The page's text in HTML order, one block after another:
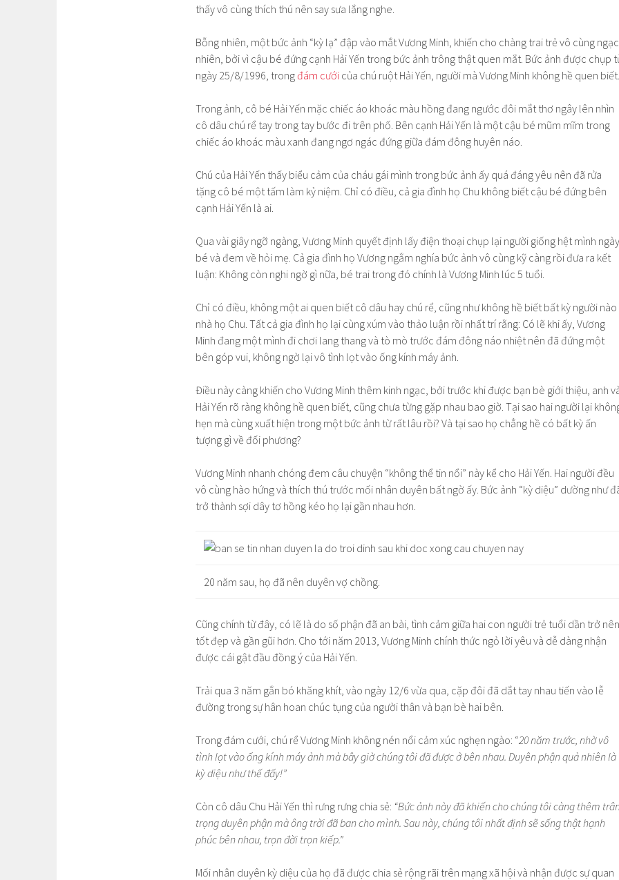
thấy vô cùng thích thú nên say sưa lắng nghe.
Bỗng nhiên, một bức ảnh “kỳ lạ” đập vào mắt Vương Minh, khiến cho chàng trai trẻ vô cùng ngạc
nhiên, bởi vì cậu bé đứng cạnh Hải Yến trong bức ảnh trông thật quen mắt. Bức ảnh được chụp
ngày 25/8/1996, trongđám cưới của chú ruột Hải Yến, người mà Vương Minh không hề quen biết.
Trong ảnh, cô bé Hải Yến mặc chiếc áo khoác màu hồng đang ngước đôi mắt thơ ngây lên nhìn
cô dâu chú rể tay trong tay bước đi trên phố. Bên cạnh Hải Yến là một cậu bé mũm mĩm trong
chiếc áo khoác màu xanh đang ngơ ngác đứng giữa đám đông huyên náo.
Chú của Hải Yến thấy biểu cảm của cháu gái mình trong bức ảnh ấy quá đáng yêu nên đã rửa
tặng cô bé một tấm làm kỷ niệm. Chỉ có điều, cả gia đình họ Chu không biết cậu bé đứng bên
cạnh Hải Yến là ai.
Qua vài giây ngỡ ngàng, Vương Minh quyết định lấy điện thoại chụp lại người giống hệt mình ngày
bé và đem về hỏi mẹ. Cả gia đình họ Vương ngắm nghía bức ảnh vô cùng kỹ càng rồi đưa ra kết
luận: Không còn nghi ngờ gì nữa, bé trai trong đó chính là Vương Minh lúc 5 tuổi.
Chỉ có điều, không một ai quen biết cô dâu hay chú rể, cũng như không hề biết bất kỳ người nào
nhà họ Chu. Tất cả gia đình họ lại cùng xúm vào thảo luận rồi nhất trí rằng: Có lẽ khi ấy, Vương
Minh đang một mình đi chơi lang thang và tò mò trước đám đông náo nhiệt nên đã đứng một
bên góp vui, không ngờ lại vô tình lọt vào ống kính máy ảnh.
Điều này càng khiến cho Vương Minh thêm kinh ngạc, bởi trước khi được bạn bè giới thiệu, anh
Hải Yến rõ ràng không hề quen biết, cũng chưa từng gặp nhau bao giờ. Tại sao hai người lại
hẹn mà cùng xuất hiện trong một bức ảnh từ rất lâu rồi? Và tại sao họ chẳng hề có bất kỳ ấn
tượng gì về đối phương?
Vương Minh nhanh chóng đem câu chuyện “không thể tin nổi” này kể cho Hải Yến. Hai người đều
vô cùng hào hứng và thích thú trước mối nhân duyên bất ngờ ấy. Bức ảnh “kỳ diệu” dường như
trở thành sợi dây tơ hồng kéo họ lại gần nhau hơn.
20 năm sau, họ đã nên duyên vợ chồng.
Cũng chính từ đây, có lẽ là do số phận đã an bài, tình cảm giữa hai con người trẻ tuổi dần trở nên
tốt đẹp và gần gũi hơn. Cho tới năm 2013, Vương Minh chính thức ngỏ lời yêu và dễ dàng nhận
được cái gật đầu đồng ý của Hải Yến.
Trải qua 3 năm gắn bó khăng khít, vào ngày 12/6 vừa qua, cặp đôi đã dắt tay nhau tiến vào lễ
đường trong sự hân hoan chúc tụng của người thân và bạn bè hai bên.
Trong đám cưới, chú rể Vương Minh không nén nổi cảm xúc nghẹn ngào: “20 năm trước, nhờ vô
tình lọt vào ống kính máy ảnh mà bây giờ chúng tôi đã được ở bên nhau. Duyên phận quả nhiên là
kỳ diệu như thế đấy!”
Còn cô dâu Chu Hải Yến thì rưng rưng chia sẻ: “Bức ảnh này đã khiến cho chúng tôi càng thêm
trọng duyên phận mà ông trời đã ban cho mình. Sau này, chúng tôi nhất định sẽ sống thật hạnh
phúc bên nhau, trọn đời trọn kiếp.”
Mối nhân duyên kỳ diệu của họ đã được chia sẻ rộng rãi trên mạng xã hội và nhận được sự quan